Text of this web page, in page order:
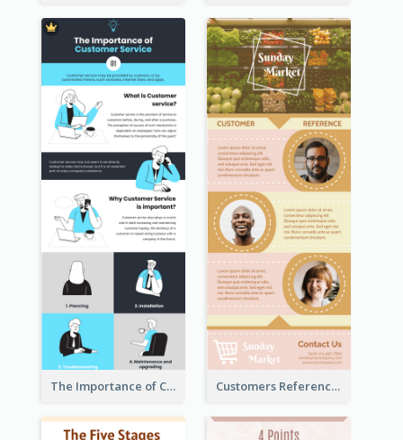
The Importance of Customer Service Infographic Customers Reference Infographic